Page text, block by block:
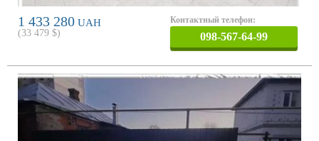
1 433 280 UAH
(33 479 $)
Контактный телефон:
098-567-64-99